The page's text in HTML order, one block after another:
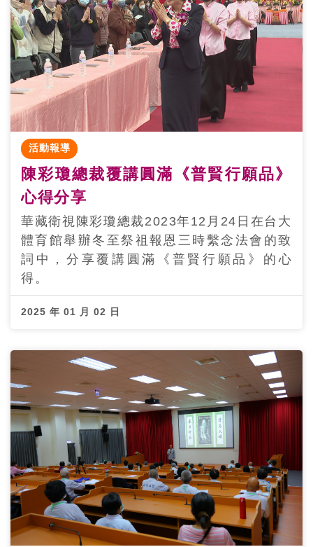
活動報導
陳彩瓊總裁覆講圓滿《普賢行願品》
心得分享
華藏衛視陳彩瓊總裁2023年12月24日在台大
體育館舉辦冬至祭祖報恩三時繫念法會的致
詞中，分享覆講圓滿《普賢行願品》的心
得。
2025 年 01 月 02 日